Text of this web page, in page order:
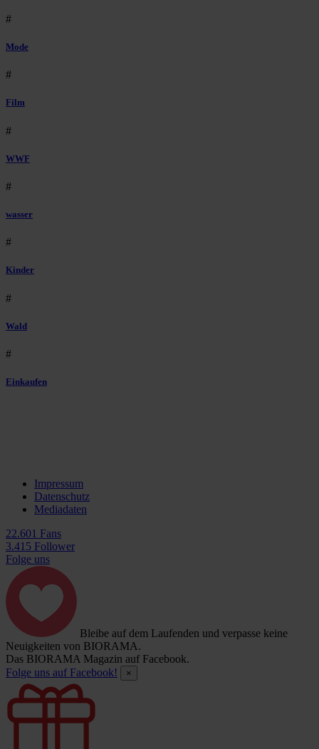
#
Mode
#
Film
#
WWF
#
wasser
#
Kinder
#
Wald
#
Einkaufen
Impressum
Datenschutz
Mediadaten
22.601 Fans
3.415 Follower
Folge uns
Bleibe auf dem Laufenden und verpasse keine
Neuigkeiten von BIORAMA.
Das BIORAMA Magazin auf Facebook.
Folge uns auf Facebook!
×